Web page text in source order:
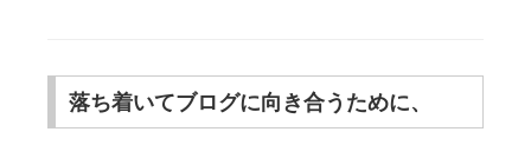
落ち着いてブログに向き合うために、